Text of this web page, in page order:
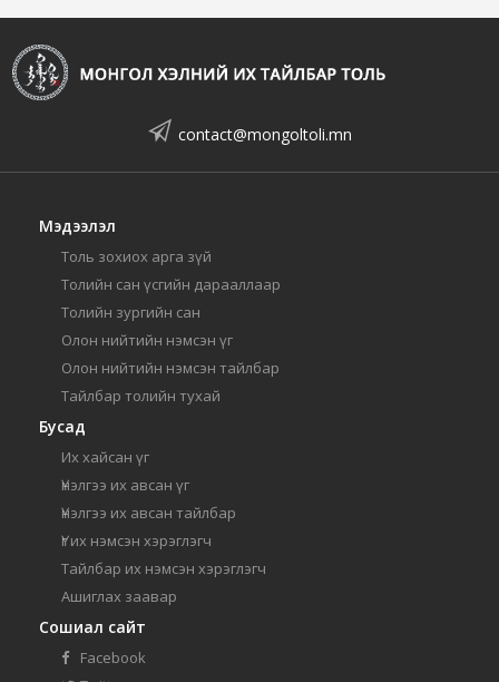
contact@mongoltoli.mn
Мэдээлэл
Толь зохиох арга зүй
Толийн сан үсгийн дарааллаар
Толийн зургийн сан
Олон нийтийн нэмсэн үг
Олон нийтийн нэмсэн тайлбар
Тайлбар толийн тухай
Бусад
Их хайсан үг
Үнэлгээ их авсан үг
Үнэлгээ их авсан тайлбар
Үг их нэмсэн хэрэглэгч
Тайлбар их нэмсэн хэрэглэгч
Ашиглах заавар
Сошиал сайт
Facebook